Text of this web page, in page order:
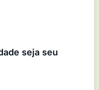
seja seu